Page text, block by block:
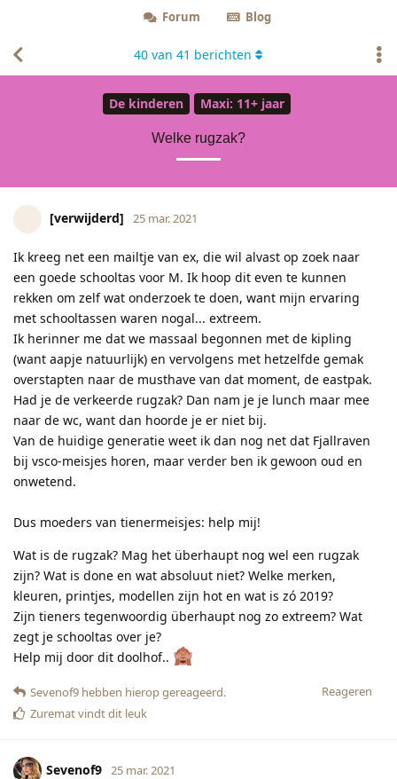
Forum Blog
De kinderen Maxi: 11+ jaar
Welke rugzak?
40 van 41 berichten
[verwijderd] 25 mar. 2021
Ik kreeg net een mailtje van ex, die wil alvast op zoek naar
een goede schooltas voor M. Ik hoop dit even te kunnen
rekken om zelf wat onderzoek te doen, want mijn ervaring
met schooltassen waren nogal... extreem.
Ik herinner me dat we massaal begonnen met de kipling
(want aapje natuurlijk) en vervolgens met hetzelfde gemak
overstapten naar de musthave van dat moment, de eastpak.
Had je de verkeerde rugzak? Dan nam je je lunch maar mee
naar de wc, want dan hoorde je er niet bij.
Van de huidige generatie weet ik dan nog net dat Fjallraven
bij vsco-meisjes horen, maar verder ben ik gewoon oud en
onwetend.
Dus moeders van tienermeisjes: help mij!
Wat is de rugzak? Mag het überhaupt nog wel een rugzak
zijn? Wat is done en wat absoluut niet? Welke merken,
kleuren, printjes, modellen zijn hot en wat is zó 2019?
Zijn tieners tegenwoordig überhaupt nog zo extreem? Wat
zegt je schooltas over je?
Help mij door dit doolhof..
Reageren
Sevenof9 hebben hierop gereageerd.
Zurematvindt dit leuk
Sevenof9 25 mar. 2021